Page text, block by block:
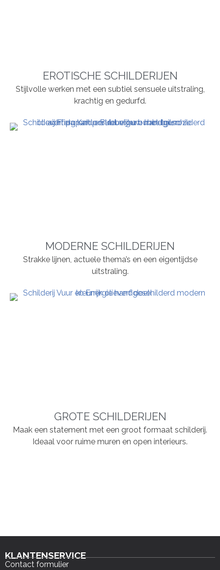
EROTISCHE SCHILDERIJEN
Stijlvolle werken met een subtiel sensuele uitstraling,
krachtig en gedurfd.
MODERNE SCHILDERIJEN
Strakke lijnen, actuele thema’s en een eigentijdse
uitstraling.
GROTE SCHILDERIJEN
Maak een statement met een groot formaat schilderij.
Ideaal voor ruime muren en open interieurs.
KLANTENSERVICE
Contact formulier